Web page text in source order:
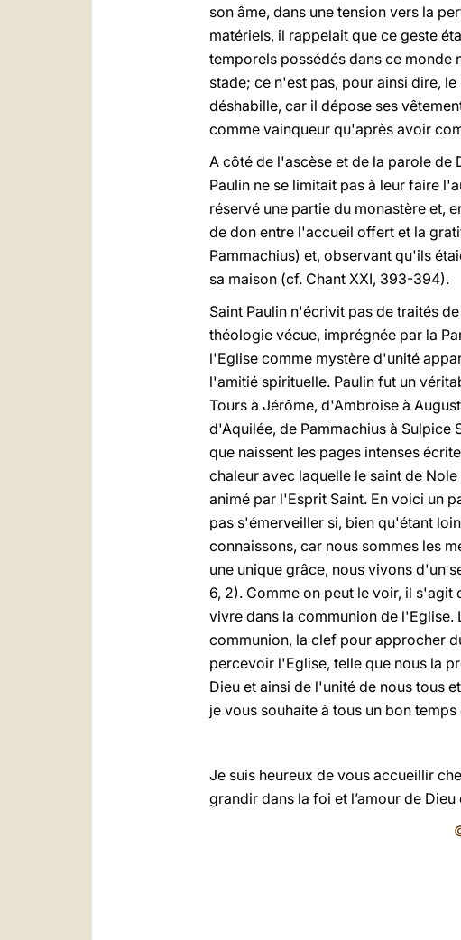
son âme, dans une tension vers la
matériels, il rappelait que ce geste
temporels possédés dans ce monde
stade; ce n'est pas, pour ainsi dire,
déshabille, car il dépose ses
comme vainqueur qu'après avoir
A côté de l'ascèse et de la parole de
Paulin ne se limitait pas à leur faire
réservé une partie du monastère et,
de don entre l'accueil offert et la
Pammachius) et, observant qu'ils
sa maison (cf. Chant XXI, 393-394).
Saint Paulin n'écrivit pas de traités
théologie vécue, imprégnée par la
l'Eglise comme mystère d'unité
l'amitié spirituelle. Paulin fut un
Tours à Jérôme, d'Ambroise à
d'Aquilée, de Pammachius à Sulpice
que naissent les pages intenses
chaleur avec laquelle le saint de
animé par l'Esprit Saint. En voici un
pas s'émerveiller si, bien qu'étant
connaissons, car nous sommes les
une unique grâce, nous vivons d'un
6, 2). Comme on peut le voir, il
vivre dans la communion de
communion, la clef pour approcher
percevoir l'Eglise, telle que nous la
Dieu et ainsi de l'unité de nous tous
je vous souhaite à tous un bon temps
Je suis heureux de vous accueillir
grandir dans la foi et l’amour de